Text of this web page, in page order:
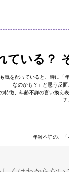
ている？
気を配っていると、時に
なのかも？」と思う反
特徴、年齢不詳の言い換え
チ
年齢不詳の、「